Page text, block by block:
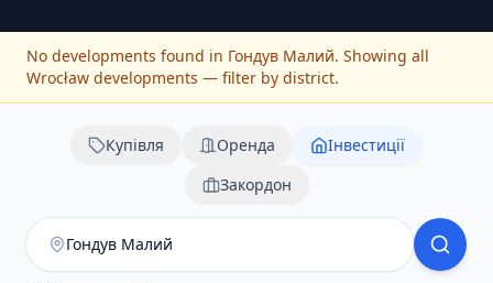
No developments found in Гондув Малий. Showing all
Wrocław developments — filter by district.
Купівля Оренда
Інвестиції
Закордон